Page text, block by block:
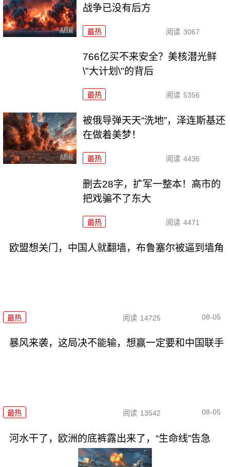
战争已没有后方
最热 阅读 3067
766亿买不来安全？美核潜光鲜
\"大计划\"的背后
最热 阅读 5356
被俄导弹天天“洗地”，泽连斯基还
在做着美梦！
最热 阅读 4436
删去28字，扩军一整本！高市的
把戏骗不了东大
最热 阅读 4471
欧盟想关门，中国人就翻墙，布鲁塞尔被逼到墙角
最热 阅读 14725 08-05
暴风来袭，这局决不能输，想赢一定要和中国联手
最热 阅读 13542 08-05
河水干了，欧洲的底裤露出来了，“生命线”告急